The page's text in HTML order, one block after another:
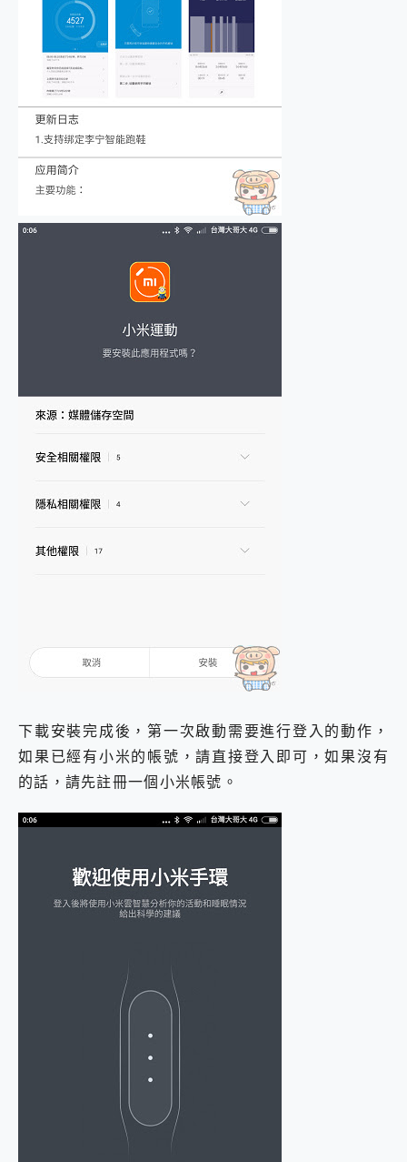
下載安裝完成後，第一次啟動需要進行登入的動作，
如果已經有小米的帳號，請直接登入即可，如果沒有
的話，請先註冊一個小米帳號。